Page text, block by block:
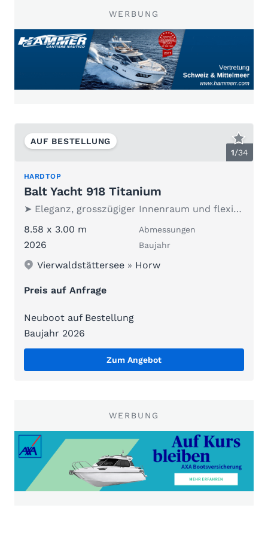
WERBUNG
1/34
AUF BESTELLUNG
HARDTOP
Balt Yacht 918 Titanium
➤ Eleganz, grosszügiger Innenraum und flexible Antriebe
8.58 x 3.00 m
Abmessungen
2026 Baujahr
Vierwaldstättersee » Horw
Preis auf Anfrage
Neuboot auf Bestellung
Baujahr 2026
Zum Angebot
WERBUNG